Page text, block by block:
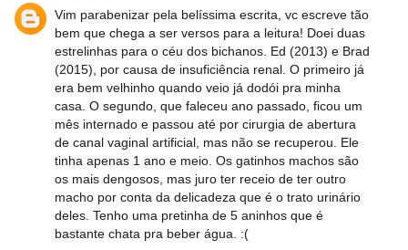
Vim parabenizar pela belíssima escrita, vc escreve tão
bem que chega a ser versos para a leitura! Doei duas
estrelinhas para o céu dos bichanos. Ed (2013) e Brad
(2015), por causa de insuficiência renal. O primeiro já
era bem velhinho quando veio já dodói pra minha
casa. O segundo, que faleceu ano passado, ficou um
mês internado e passou até por cirurgia de abertura
de canal vaginal artificial, mas não se recuperou. Ele
tinha apenas 1 ano e meio. Os gatinhos machos são
os mais dengosos, mas juro ter receio de ter outro
macho por conta da delicadeza que é o trato urinário
deles. Tenho uma pretinha de 5 aninhos que é
bastante chata pra beber água. :(